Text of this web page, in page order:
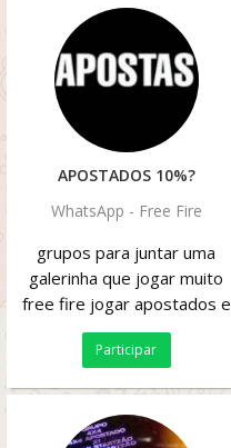
APOSTADOS 10%?
WhatsApp - Free Fire
grupos para juntar uma
galerinha que jogar muito
free fire jogar apostados e
crescer no cenario
Participar